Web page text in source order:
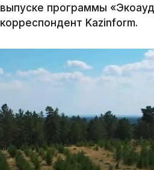
выпуске программы
корреспондент Kazinform.